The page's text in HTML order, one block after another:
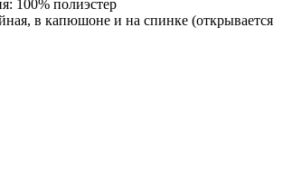
100% полиэстер
в капюшоне и на спинке (открывается